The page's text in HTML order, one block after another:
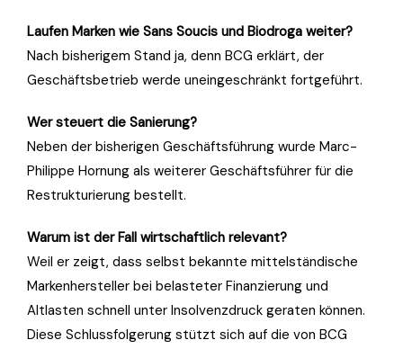
Laufen Marken wie Sans Soucis und Biodroga weiter?
Nach bisherigem Stand ja, denn BCG erklärt, der
Geschäftsbetrieb werde uneingeschränkt fortgeführt.
Wer steuert die Sanierung?
Neben der bisherigen Geschäftsführung wurde Marc-
Philippe Hornung als weiterer Geschäftsführer für die
Restrukturierung bestellt.
Warum ist der Fall wirtschaftlich relevant?
Weil er zeigt, dass selbst bekannte mittelständische
Markenhersteller bei belasteter Finanzierung und
Altlasten schnell unter Insolvenzdruck geraten können.
Diese Schlussfolgerung stützt sich auf die von BCG